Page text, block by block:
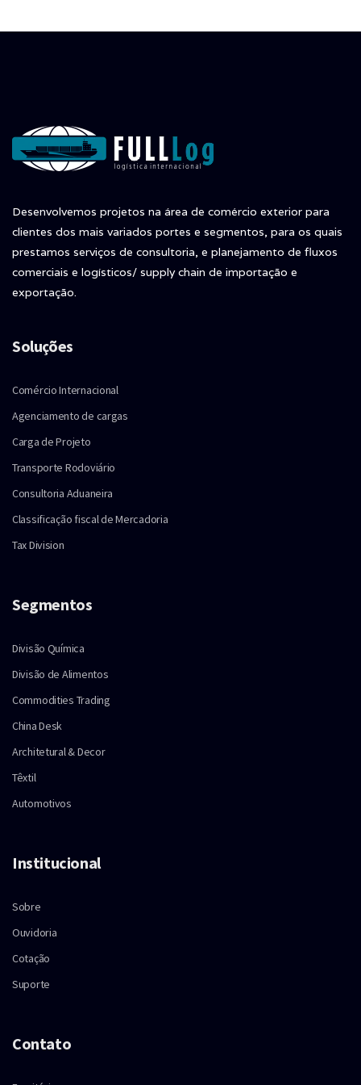
Desenvolvemos projetos na área de comércio exterior para
clientes dos mais variados portes e segmentos, para os quais
prestamos serviços de consultoria, e planejamento de fluxos
comerciais e logísticos/ supply chain de importação e
exportação.
Soluções
Comércio Internacional
Agenciamento de cargas
Carga de Projeto
Transporte Rodoviário
Consultoria Aduaneira
Classificação fiscal de Mercadoria
Tax Division
Segmentos
Divisão Química
Divisão de Alimentos
Commodities Trading
China Desk
Architetural & Decor
Têxtil
Automotivos
Institucional
Sobre
Ouvidoria
Cotação
Suporte
Contato